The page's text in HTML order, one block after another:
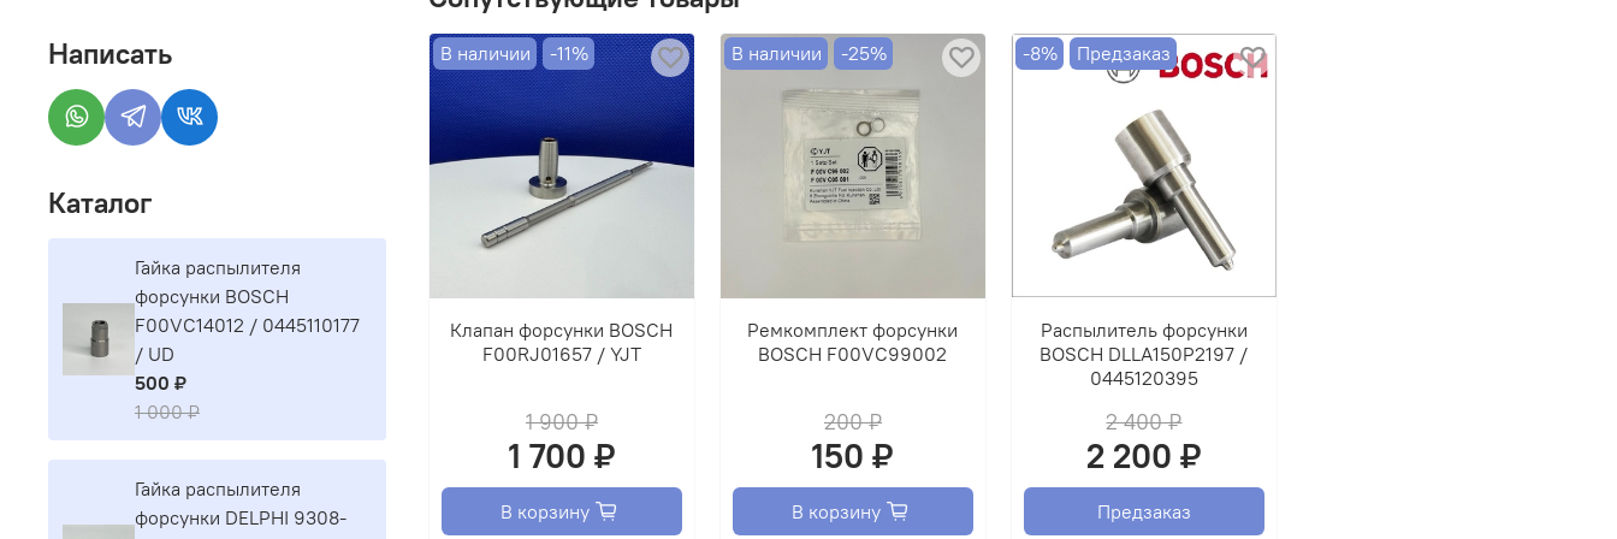
В наличии -11%
Клапан форсунки BOSCH
F00RJ01657 / YJT
1 900 ₽
1 700 ₽
В корзину
В наличии -25%
Ремкомплект форсунки
BOSCH F00VC99002
200 ₽
150 ₽
В корзину
-8% Предзаказ
Распылитель форсунки
BOSCH DLLA150P2197 /
0445120395
2 400 ₽
2 200 ₽
Предзаказ
Написать
Каталог
Гайка распылителя
форсунки BOSCH
F00VC14012 / 0445110177
/ UD
500 ₽
1 000 ₽
Гайка распылителя
форсунки DELPHI 9308-